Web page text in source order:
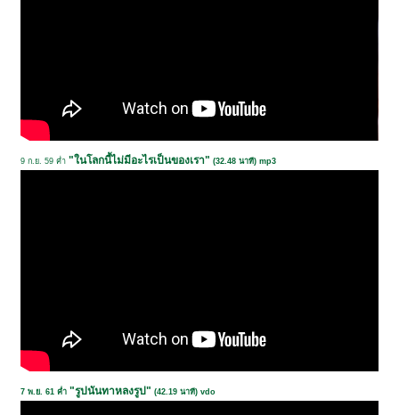
9 ก.ย. 59 ค่ำ "ในโลกนี้ไม่มีอะไรเป็นของเรา" (32.48 นาที) mp3
7 พ.ย. 61 ค่ำ "รูปนันทาหลงรูป"(42.19 นาที) vdo